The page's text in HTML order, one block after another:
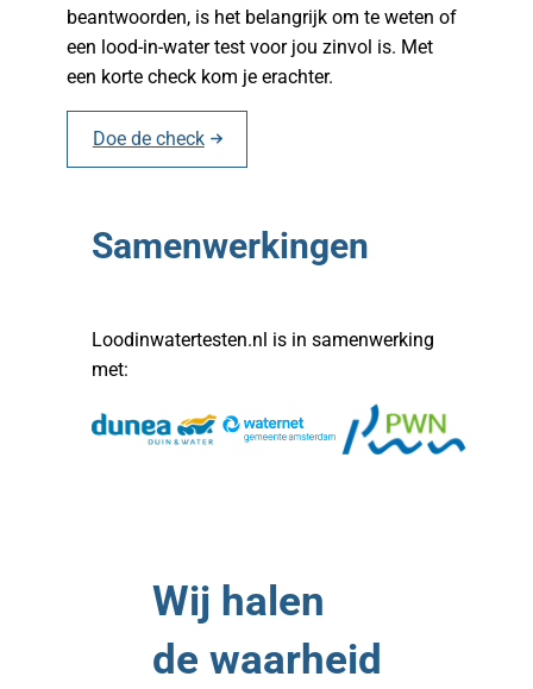
beantwoorden, is het belangrijk om te weten of
een lood-in-water test voor jou zinvol is. Met
een korte check kom je erachter.
Doe de check
Samenwerkingen
Loodinwatertesten.nl is in samenwerking
met:
Wij halen
de waarheid